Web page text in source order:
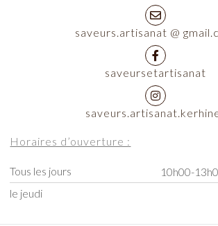
saveurs.artisanat @
saveursetartisanat
Horaires d’ouverture :
Tous les jours
10h00-
le jeudi